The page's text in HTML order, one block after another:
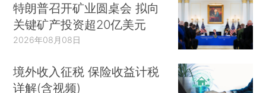
特朗普召开矿业圆桌会 拟向
关键矿产投资超20亿美元
2026年08月08日
境外收入征税 保险收益计税
详解(含视频)